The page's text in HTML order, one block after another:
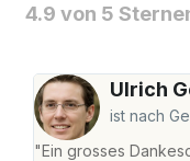
4.9 von 5
Ulrich
ist nach
"Ein grosses